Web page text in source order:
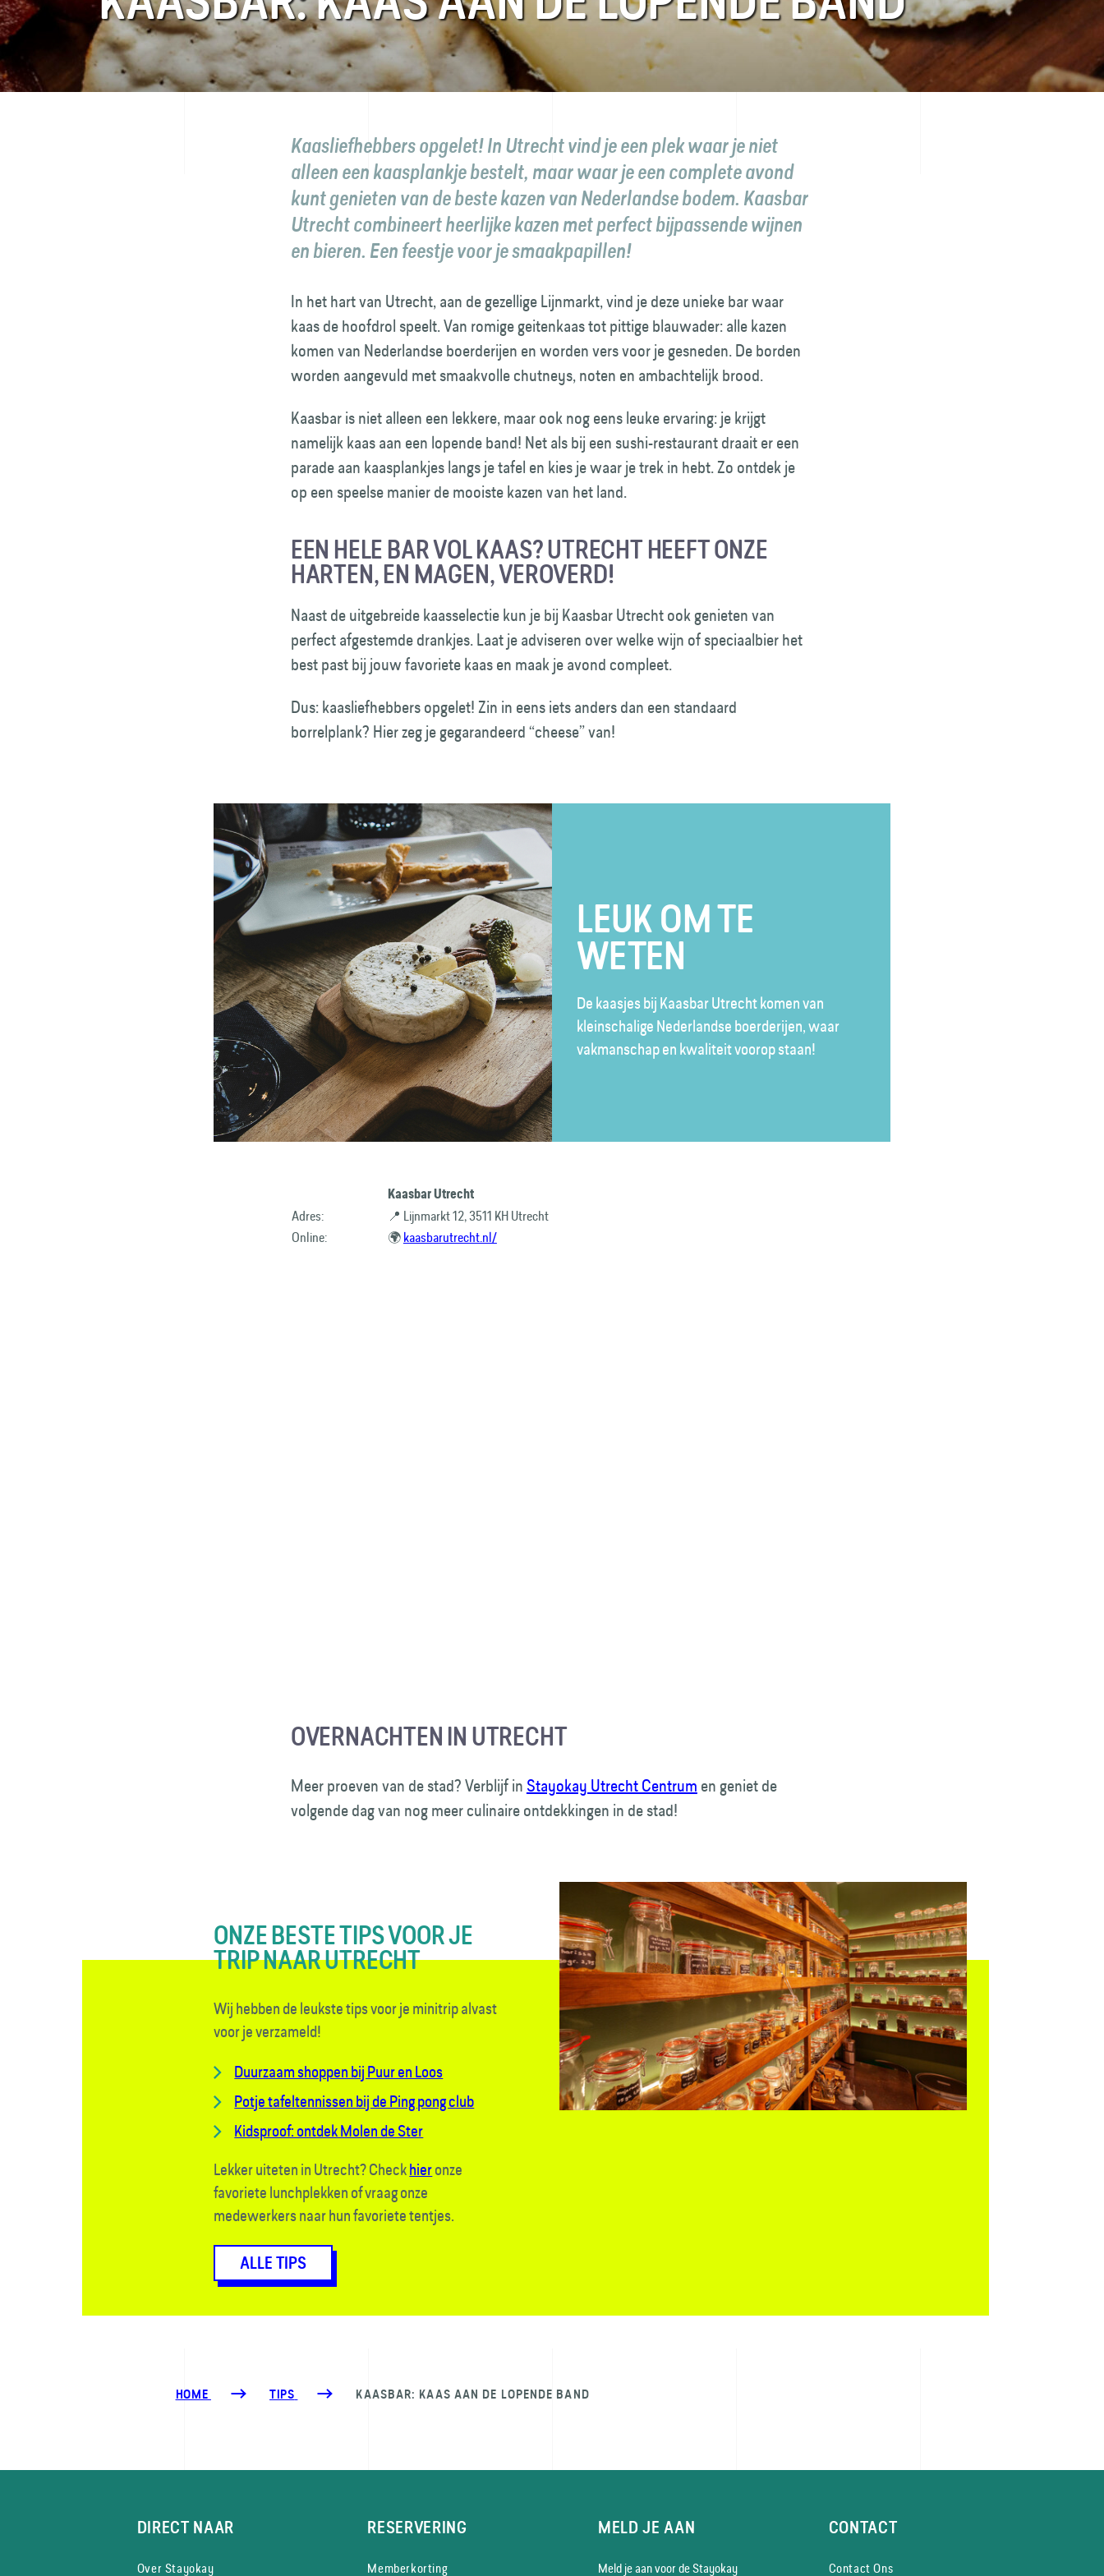
FAQ
Kaasliefhebbers opgelet! In Utrecht vind je een plek waar je niet
alleen een kaasplankje bestelt, maar waar je een complete avond
kunt genieten van de beste kazen van Nederlandse bodem. Kaasbar
Utrecht combineert heerlijke kazen met perfect bijpassende wijnen
en bieren. Een feestje voor je smaakpapillen!
In het hart van Utrecht, aan de gezellige Lijnmarkt, vind je deze unieke bar waar
kaas de hoofdrol speelt. Van romige geitenkaas tot pittige blauwader: alle kazen
komen van Nederlandse boerderijen en worden vers voor je gesneden. De borden
worden aangevuld met smaakvolle chutneys, noten en ambachtelijk brood.
Kaasbar is niet alleen een lekkere, maar ook nog eens leuke ervaring: je krijgt
namelijk kaas aan een lopende band! Net als bij een sushi-restaurant draait er een
parade aan kaasplankjes langs je tafel en kies je waar je trek in hebt. Zo ontdek je
op een speelse manier de mooiste kazen van het land.
EEN HELE BAR VOL KAAS? UTRECHT HEEFT ONZE
HARTEN, EN MAGEN, VEROVERD!
Naast de uitgebreide kaasselectie kun je bij Kaasbar Utrecht ook genieten van
perfect afgestemde drankjes. Laat je adviseren over welke wijn of speciaalbier het
best past bij jouw favoriete kaas en maak je avond compleet.
Dus: kaasliefhebbers opgelet! Zin in eens iets anders dan een standaard
borrelplank? Hier zeg je gegarandeerd “cheese” van!
LEUK OM TE
WETEN
De kaasjes bij Kaasbar Utrecht komen van
kleinschalige Nederlandse boerderijen, waar
vakmanschap en kwaliteit voorop staan!
Kaasbar Utrecht
Adres:
📍 Lijnmarkt 12, 3511 KH Utrecht
Online:
🌍kaasbarutrecht.nl/
OVERNACHTEN IN UTRECHT
Meer proeven van de stad? Verblijf in Stayokay Utrecht Centrum en geniet de
volgende dag van nog meer culinaire ontdekkingen in de stad!
ONZE BESTE TIPS VOOR JE
TRIP NAAR UTRECHT
Wij hebben de leukste tips voor je minitrip alvast
voor je verzameld!
Duurzaam shoppen bij Puur en Loos
Potje tafeltennissen bij de Ping pong club
Kidsproof: ontdek Molen de Ster
Lekker uiteten in Utrecht? Checkhieronze
favoriete lunchplekken of vraag onze
medewerkers naar hun favoriete tentjes.
ALLE TIPS
HOME TIPS KAASBAR: KAAS AAN DE LOPENDE BAND
DIRECT NAAR
Over Stayokay
RESERVERING
Memberkorting
MELD JE AAN
Meld je aan voor de Stayokay
CONTACT
Contact Ons